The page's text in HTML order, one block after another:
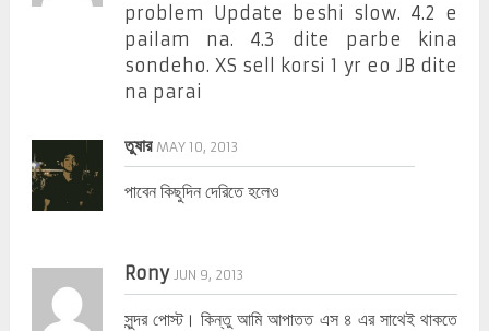
problem Update beshi slow. 4.2 e
pailam na. 4.3 dite parbe kina
sondeho. XS sell korsi 1 yr eo JB dite
na parai
তুষার MAY 10, 2013
পাবেন কিছুদিন দেরিতে হলেও
Rony JUN 9, 2013
সুন্দর পোস্ট। কিন্তু আমি আপাতত এস ৪ এর সাথেই থাকতে